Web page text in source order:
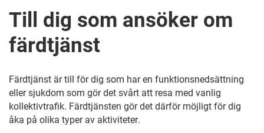
Till dig som ansöker om
färdtjänst
Färdtjänst är till för dig som har en funktionsnedsättning
eller sjukdom som gör det svårt att resa med vanlig
kollektivtrafik. Färdtjänsten gör det därför möjligt för dig
åka på olika typer av aktiviteter.